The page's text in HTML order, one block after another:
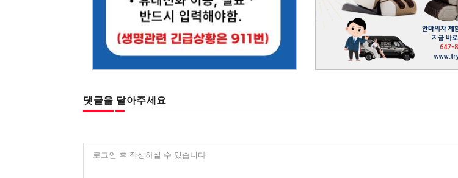
댓글을 달아주세요
로그인 후 작성하실 수 있습니다